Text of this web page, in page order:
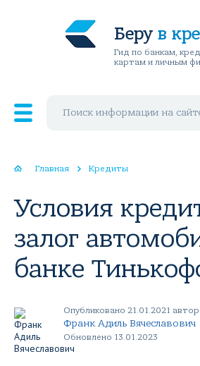
Беру в
Гид по банкам,
картам и личным
Главная Кредиты
Условия
залог
банке
Опубликовано 21.01.2021
Франк Адиль Вячеславович
Обновлено 13.01.2023